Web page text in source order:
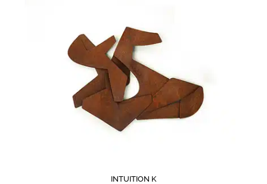
INTUITION K